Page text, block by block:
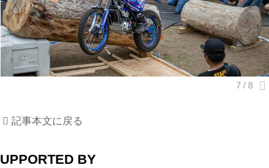
記事本文に戻る
BY